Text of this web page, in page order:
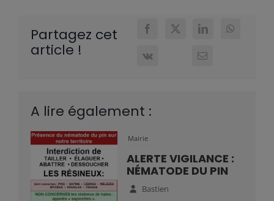
Partagez cet
article !
A lire également :
Mairie
ALERTE VIGILANCE :
NÉMATODE DU PIN
Bastien